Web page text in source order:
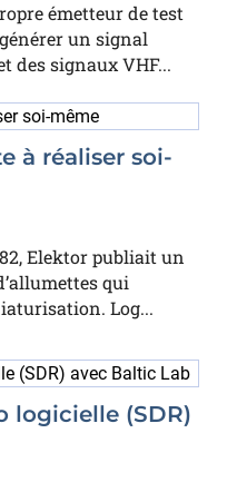
émetteur de test
un signal
des signaux VHF...
à réaliser soi-
Elektor publiait un
qui
Log...
logicielle (SDR)